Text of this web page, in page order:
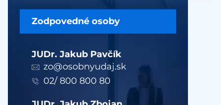
Zodpovedné osoby
JUDr. Jakub Pavčík
zo@osobnyudaj.sk
02/ 800 800 80